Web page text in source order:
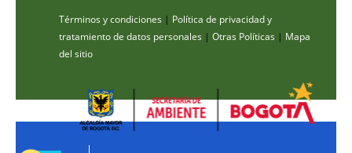
Términos y condiciones | Política de privacidad y
tratamiento de datos personales | Otras Políticas | Mapa
del sitio